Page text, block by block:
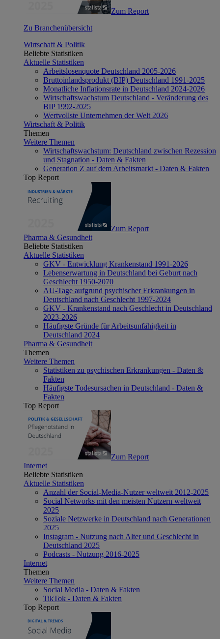
Zum Report
Zu Branchenübersicht
Wirtschaft & Politik
Beliebte Statistiken
Aktuelle Statistiken
Arbeitslosenquote Deutschland 2005-2026
Bruttoinlandsprodukt (BIP) Deutschland 1991-2025
Monatliche Inflationsrate in Deutschland 2024-2026
Wirtschaftswachstum Deutschland - Veränderung des
BIP 1992-2025
Wertvollste Unternehmen der Welt 2026
Wirtschaft & Politik
Themen
Weitere Themen
Wirtschaftswachstum: Deutschland zwischen Rezession
und Stagnation - Daten & Fakten
Generation Z auf dem Arbeitsmarkt - Daten & Fakten
Top Report
Zum Report
Pharma & Gesundheit
Beliebte Statistiken
Aktuelle Statistiken
GKV - Entwicklung Krankenstand 1991-2026
Lebenserwartung in Deutschland bei Geburt nach
Geschlecht 1950-2070
AU-Tage aufgrund psychischer Erkrankungen in
Deutschland nach Geschlecht 1997-2024
GKV - Krankenstand nach Geschlecht in Deutschland
2023-2026
Häufigste Gründe für Arbeitsunfähigkeit in
Deutschland 2024
Pharma & Gesundheit
Themen
Weitere Themen
Statistiken zu psychischen Erkrankungen - Daten &
Fakten
Häufigste Todesursachen in Deutschland - Daten &
Fakten
Top Report
Zum Report
Internet
Beliebte Statistiken
Aktuelle Statistiken
Anzahl der Social-Media-Nutzer weltweit 2012-2025
Social Networks mit den meisten Nutzern weltweit
2025
Soziale Netzwerke in Deutschland nach Generationen
2025
Instagram - Nutzung nach Alter und Geschlecht in
Deutschland 2025
Podcasts - Nutzung 2016-2025
Internet
Themen
Weitere Themen
Social Media - Daten & Fakten
TikTok - Daten & Fakten
Top Report